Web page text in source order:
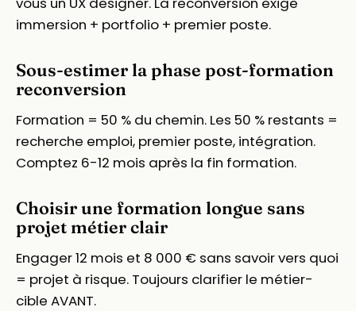
immersion + portfolio + premier poste.
Sous-estimer la phase post-formation
reconversion
Formation = 50 % du chemin. Les 50 % restants =
recherche emploi, premier poste, intégration.
Comptez 6-12 mois après la fin formation.
Choisir une formation longue sans
projet métier clair
Engager 12 mois et 8 000 € sans savoir vers quoi
= projet à risque. Toujours clarifier le métier-
cible AVANT.